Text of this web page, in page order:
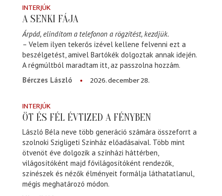
INTERJÚK
A SENKI FÁJA
Árpád, elindítom a telefonon a rögzítést, kezdjük.
– Velem ilyen tekerős izével kellene felvenni ezt a
beszélgetést, amivel Bartókék dolgoztak annak idején.
A régmúltból maradtam itt, az passzolna hozzám.
Bérczes László
2026. december 28.
INTERJÚK
ÖT ÉS FÉL ÉVTIZED A FÉNYBEN
László Béla neve több generáció számára összeforrt a
szolnoki Szigligeti Színház előadásaival. Több mint
ötvenöt éve dolgozik a színházi háttérben,
világosítóként majd fővilágosítóként rendezők,
színészek és nézők élményeit formálja láthatatlanul,
mégis meghatározó módon.